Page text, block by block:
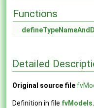
Functions
Detailed
Original source file
Definition in file